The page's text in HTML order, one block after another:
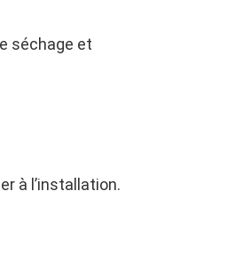
séchage et
à l’installation.